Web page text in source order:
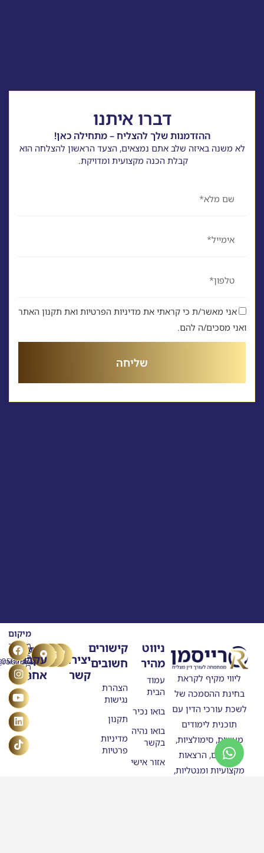
דברו איתנו
ההזדמנות שלך להצליח – מתחילה כאן!
לא משנה באיזה שלב אתם נמצאים, הצעד הראשון להצלחה הוא
קבלת הכנה מקצועית ומדויקת.
אני מאשר/ת כי קראתי את מדיניות הפרטיות ואת תקנון האתר
ואני מסכים/ה להם.
שליחה
ליווי מקיף לקראת
בחינת ההסמכה של
לשכת עורכי הדין עם
תוכנית לימודים
מעשית, סימולציות,
תרגולים, הרצאות
מקצועיות ומנטליות,
ניווט
מהיר
עמוד
הבית
בואו נכיר
בואו נהיה
בקשר
אזור אישי
קישורים
חשובים
הצהרת
נגישות
תקנון
מדיניות
פרטיות
יצירת
קשר
טלפון
0507875558
דוא"ל
ask@raisman.ac
מיקום
מרילנד
5
ראשון
לציון
עקבו
אחרינו
F
a
c
e
o
o
I
n
s
t
g
m
Y
o
u
t
b
e
L
i
n
k
d
T
i
k
t